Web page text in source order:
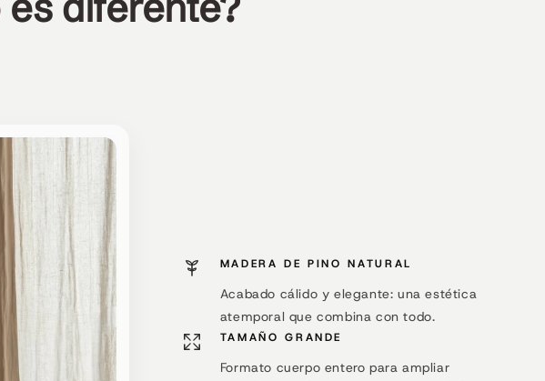
MADERA DE PINO NATURAL
Acabado cálido y elegante: una estética
atemporal que combina con todo.
TAMAÑO GRANDE
Formato cuerpo entero para ampliar